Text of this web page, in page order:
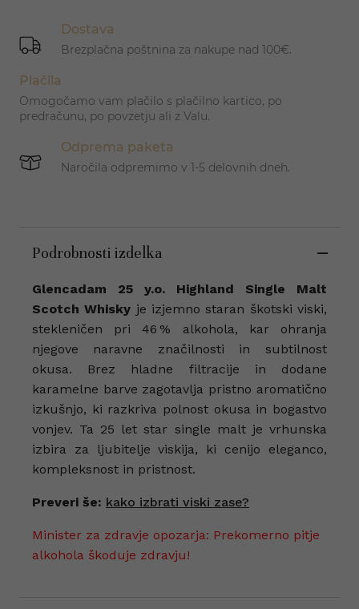
Dostava
Brezplačna poštnina za nakupe nad 100€.
Plačila
Omogočamo vam plačilo s plačilno kartico, po
predračunu, po povzetju ali z Valu.
Odprema paketa
Naročila odpremimo v 1-5 delovnih dneh.
Podrobnosti izdelka
Glencadam 25 y.o.
Highland Single Malt
Scotch Whisky je izjemno staran škotski viski,
stekleničen pri 46 % alkohola, kar ohranja
njegove naravne značilnosti in subtilnost
okusa. Brez hladne filtracije in dodane
karamelne barve zagotavlja pristno aromatično
izkušnjo, ki razkriva polnost okusa in bogastvo
vonjev. Ta 25 let star single malt je vrhunska
izbira za ljubitelje viskija, ki cenijo eleganco,
kompleksnost in pristnost.
Preveri še: kako izbrati viski zase?
Minister za zdravje opozarja: Prekomerno pitje
alkohola škoduje zdravju!